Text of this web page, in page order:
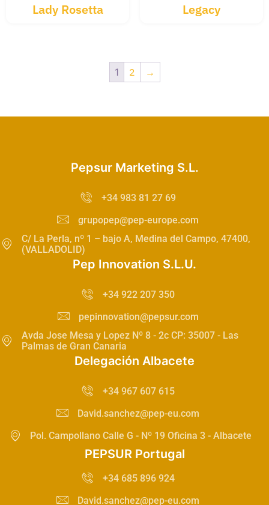
Lady Rosetta Legacy
1 2 →
Pepsur Marketing S.L.
+34 983 81 27 69
grupopep@pep-europe.com
C/ La Perla, nº 1 – bajo A, Medina del Campo, 47400,
(VALLADOLID)
Pep Innovation S.L.U.
+34 922 207 350
pepinnovation@pepsur.com
Avda Jose Mesa y Lopez Nº 8 - 2c CP: 35007 - Las
Palmas de Gran Canaria
Delegación Albacete
+34 967 607 615
David.sanchez@pep-eu.com
Pol. Campollano Calle G - Nº 19 Oficina 3 - Albacete
PEPSUR Portugal
+34 685 896 924
David.sanchez@pep-eu.com